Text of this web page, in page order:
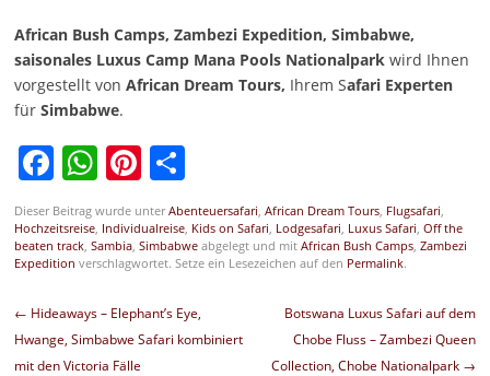
African Bush Camps, Zambezi Expedition, Simbabwe,
saisonales Luxus Camp Mana Pools Nationalparkwird Ihnen
vorgestellt von African Dream Tours, Ihrem Safari Experten
für Simbabwe.
Facebook
WhatsApp
Pinterest
Teilen
Dieser Beitrag wurde unterAbenteuersafari African Dream Tours, Flugsafari
Hochzeitsreise, Individualreise, Kids on Safari Lodgesafari Luxus Safari Off the
beaten track, Sambia, Simbabweabgelegt und mit African Bush Camps, Zambezi
Expedition verschlagwortet. Setze ein Lesezeichen auf den Permalink.
Beitragsnavigation
← Hideaways – Elephant’s Eye,
Hwange, Simbabwe Safari kombiniert
mit den Victoria Fälle
Botswana Luxus Safari auf dem
Chobe Fluss – Zambezi Queen
Collection, Chobe Nationalpark →